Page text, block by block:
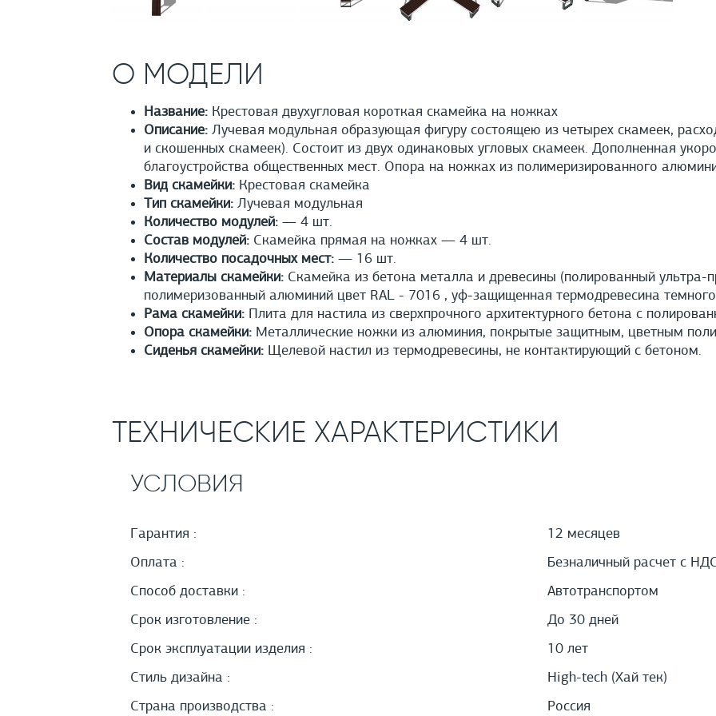
О МОДЕЛИ
Название: Крестовая двухугловая короткая скамейка на ножках
Описание: Лучевая модульная образующая фигуру состоящею из четырех скамеек,
и скошенных скамеек). Состоит из двух одинаковых угловых скамеек. Дополненная
благоустройства общественных мест. Опора на ножках из полимеризированного
Вид скамейки: Крестовая скамейка
Тип скамейки: Лучевая модульная
Количество модулей: — 4 шт.
Состав модулей: Скамейка прямая на ножках — 4 шт.
Количество посадочных мест: — 16 шт.
Материалы скамейки: Скамейка из бетона металла и древесины (полированный
полимеризованный алюминий цвет RAL - 7016 , уф-защищенная термодревесина
Рама скамейки: Плита для настила из сверхпрочного архитектурного бетона с
Опора скамейки: Металлические ножки из алюминия, покрытые защитным, цветным
Сиденья скамейки: Щелевой настил из термодревесины, не контактирующий с бетоном.
ТЕХНИЧЕСКИЕ ХАРАКТЕРИСТИКИ
УСЛОВИЯ
Гарантия :
12 месяцев
Оплата :
Безналичный расчет с
Способ доставки :
Автотранспортом
Срок изготовление :
До 30 дней
Срок эксплуатации изделия :
10 лет
Стиль дизайна :
High-tech (Хай тек)
Страна производства :
Россия